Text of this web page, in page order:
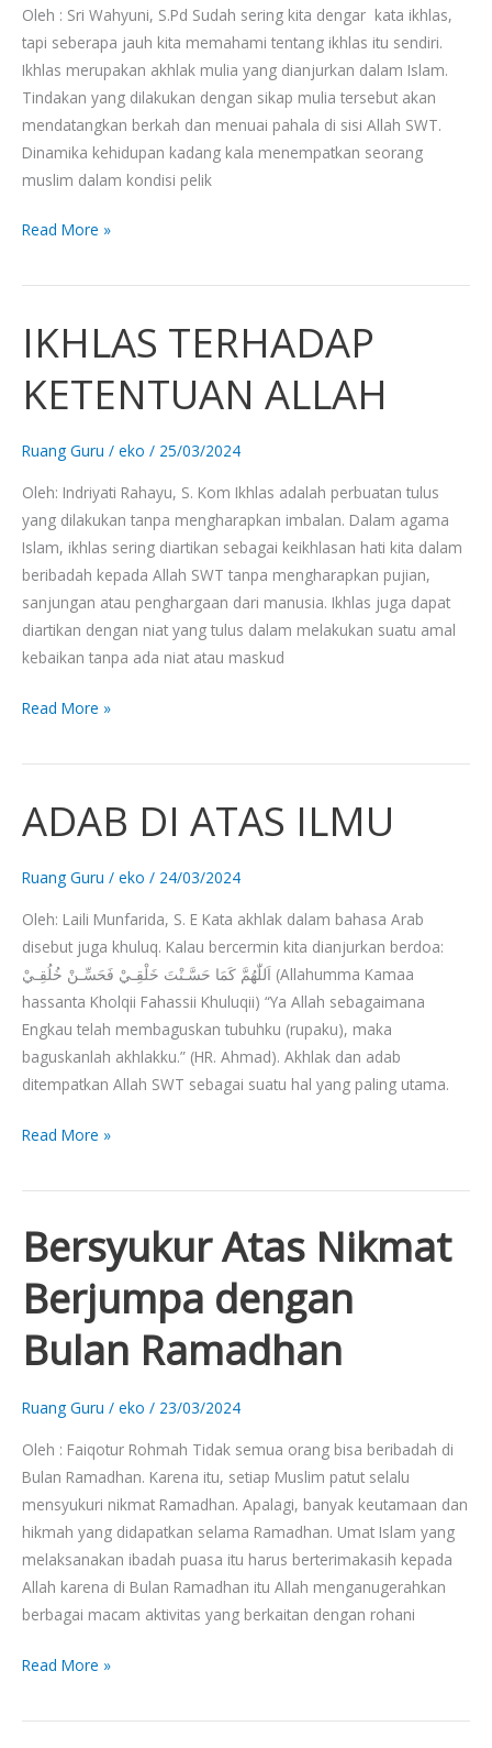
Oleh : Sri Wahyuni, S.Pd Sudah sering kita dengar kata ikhlas,
tapi seberapa jauh kita memahami tentang ikhlas itu sendiri.
Ikhlas merupakan akhlak mulia yang dianjurkan dalam Islam.
Tindakan yang dilakukan dengan sikap mulia tersebut akan
mendatangkan berkah dan menuai pahala di sisi Allah SWT.
Dinamika kehidupan kadang kala menempatkan seorang
muslim dalam kondisi pelik
Read More »
IKHLAS TERHADAP
KETENTUAN ALLAH
Ruang Guru / eko / 25/03/2024
Oleh: Indriyati Rahayu, S. Kom Ikhlas adalah perbuatan tulus
yang dilakukan tanpa mengharapkan imbalan. Dalam agama
Islam, ikhlas sering diartikan sebagai keikhlasan hati kita dalam
beribadah kepada Allah SWT tanpa mengharapkan pujian,
sanjungan atau penghargaan dari manusia. Ikhlas juga dapat
diartikan dengan niat yang tulus dalam melakukan suatu amal
kebaikan tanpa ada niat atau maskud
IKHLAS
TERHADAP
KETENTUAN
ALLAH
Read More »
ADAB DI ATAS ILMU
Ruang Guru / eko / 24/03/2024
Oleh: Laili Munfarida, S. E Kata akhlak dalam bahasa Arab
disebut juga khuluq. Kalau bercermin kita dianjurkan berdoa:
اَللّٰهُمَّ كَمَا حَسَّـنْتَ خَلْقِـيْ فَحَسِّـنْ خُلُقِـيْ (Allahumma Kamaa
hassanta Kholqii Fahassii Khuluqii) “Ya Allah sebagaimana
Engkau telah membaguskan tubuhku (rupaku), maka
baguskanlah akhlakku.” (HR. Ahmad). Akhlak dan adab
ditempatkan Allah SWT sebagai suatu hal yang paling utama.
ADAB
DI
ILMU
Read More »
Bersyukur Atas Nikmat
Berjumpa dengan
Bulan Ramadhan
Ruang Guru / eko / 23/03/2024
Oleh : Faiqotur Rohmah Tidak semua orang bisa beribadah di
Bulan Ramadhan. Karena itu, setiap Muslim patut selalu
mensyukuri nikmat Ramadhan. Apalagi, banyak keutamaan dan
hikmah yang didapatkan selama Ramadhan. Umat Islam yang
melaksanakan ibadah puasa itu harus berterimakasih kepada
Allah karena di Bulan Ramadhan itu Allah menganugerahkan
berbagai macam aktivitas yang berkaitan dengan rohani
Bersyukur
Atas
Nikmat
Berjumpa
dengan
Bulan
Ramadhan
Read More »